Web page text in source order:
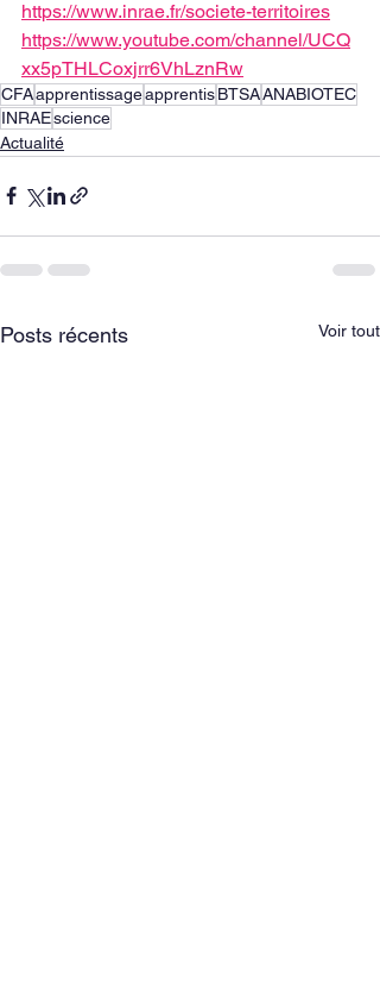
https://www.inrae.fr/societe-territoires
https://www.youtube.com/channel/UCQ
xx5pTHLCoxjrr6VhLznRw
CFAapprentissageapprentisBTSAANABIOTEC
INRAEscience
Actualité
Posts récents Voir tout